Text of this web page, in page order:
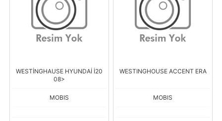
WESTİNGHAUSE HYUNDAİ İ20
08>
MOBIS
WESTINGHOUSE ACCENT ERA
MOBIS